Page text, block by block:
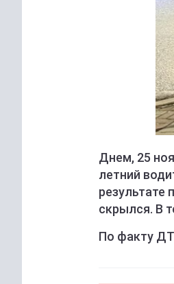
Днем, 25
летний
скрылся. В
По факту